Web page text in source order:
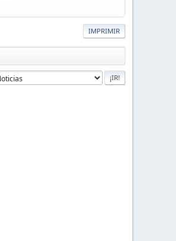
IMPRIMIR